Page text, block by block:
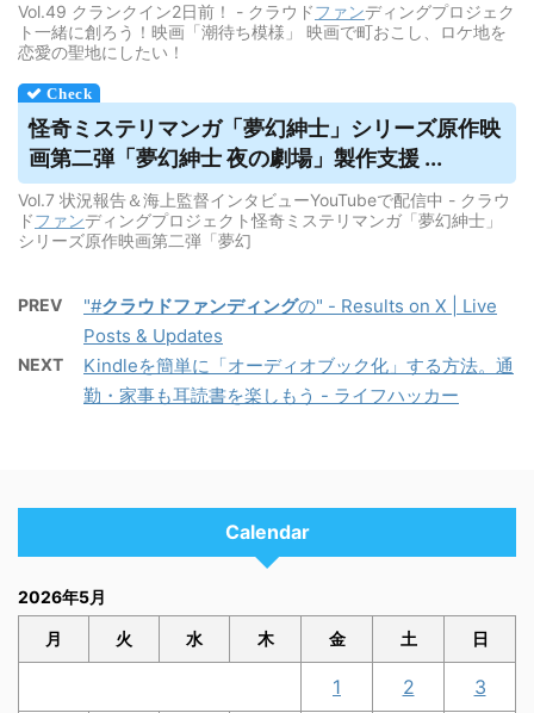
Vol.49 クランクイン2日前！ - クラウドファンディングプロジェク
ト一緒に創ろう！映画「潮待ち模様」 映画で町おこし、ロケ地を
恋愛の聖地にしたい！
怪奇ミステリマンガ「夢幻紳士」シリーズ原作映
画第二弾「夢幻紳士 夜の劇場」製作支援 ...
Vol.7 状況報告＆海上監督インタビューYouTubeで配信中 - クラウ
ドファンディングプロジェクト怪奇ミステリマンガ「夢幻紳士」
シリーズ原作映画第二弾「夢幻
PREV "#クラウドファンディングの" - Results on X | Live
Posts & Updates
NEXT
Kindleを簡単に「オーディオブック化」する方法。通
勤・家事も耳読書を楽しもう - ライフハッカー
Calendar
2026年5月
月 火 水 木 金 土 日
1 2 3